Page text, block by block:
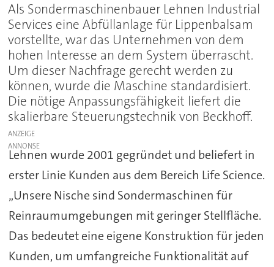
Als Sondermaschinenbauer Lehnen Industrial
Services eine Abfüllanlage für Lippenbalsam
vorstellte, war das Unternehmen von dem
hohen Interesse an dem System überrascht.
Um dieser Nachfrage gerecht werden zu
können, wurde die Maschine standardisiert.
Die nötige Anpassungsfähigkeit liefert die
skalierbare Steuerungstechnik von Beckhoff.
ANZEIGE
Lehnen wurde 2001 gegründet und beliefert in
erster Linie Kunden aus dem Bereich Life Science.
„Unsere Nische sind Sondermaschinen für
Reinraumumgebungen mit geringer Stellfläche.
Das bedeutet eine eigene Konstruktion für jeden
Kunden, um umfangreiche Funktionalität auf